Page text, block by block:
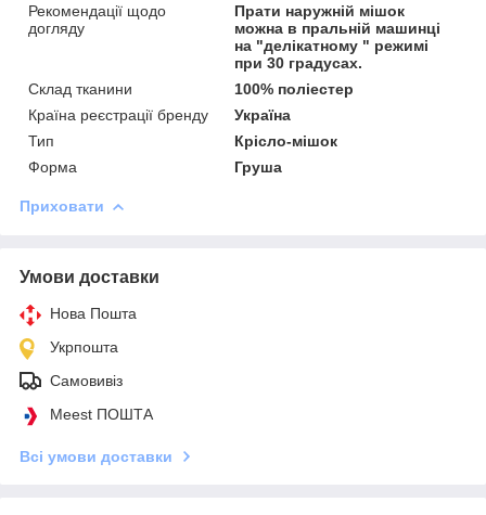
Рекомендації щодо
догляду
Прати наружній мішок
можна в пральній машинці
на "делікатному " режимі
при 30 градусах.
Склад тканини
100% поліестер
Країна реєстрації бренду
Україна
Тип
Крісло-мішок
Форма
Груша
Приховати
Умови доставки
Нова Пошта
Укрпошта
Самовивіз
Meest ПОШТА
Всі умови доставки